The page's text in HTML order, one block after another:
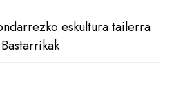
eskultura tailerra